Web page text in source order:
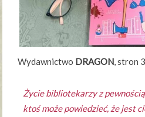
Wydawnictwo DRAGON, stron
Życie bibliotekarzy z
ktoś może powiedzieć, że jest